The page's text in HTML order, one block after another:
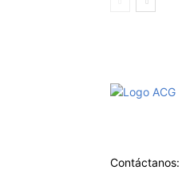
Contáctanos: